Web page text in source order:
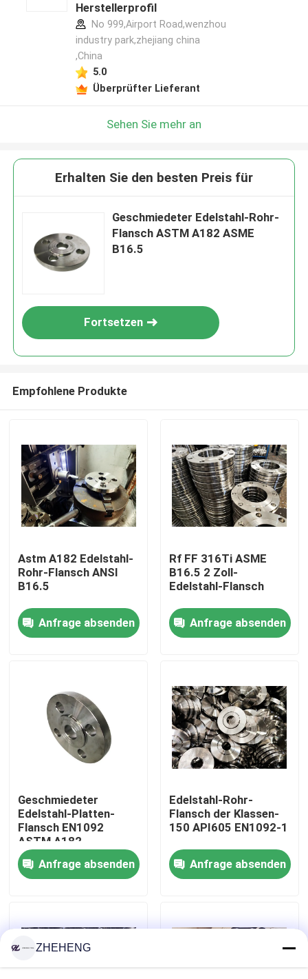
Haus
Produkte
Fabrik-Ausflug
Qualitätskontrolle
Company News
Edelstahl-Fitting
Edelstahl-Rohrbogen
Edelstahlrohrt-stück
Herstellerprofil
No 999,Airport Road,wenzhou
industry park,zhejiang china
,China
5.0
Überprüfter Lieferant
Sehen Sie mehr an
Erhalten Sie den besten Preis für
Geschmiedeter Edelstahl-Rohr-
Flansch ASTM A182 ASME
B16.5
Fortsetzen
Empfohlene Produkte
Astm A182 Edelstahl-
Rohr-Flansch ANSI
B16.5
Anfrage absenden
Rf FF 316Ti ASME
B16.5 2 Zoll-
Edelstahl-Flansch
Anfrage absenden
Geschmiedeter
Edelstahl-Platten-
Flansch EN1092
ASTM A182
Anfrage absenden
Edelstahl-Rohr-
Flansch der Klassen-
150 API605 EN1092-1
Anfrage absenden
ZHEHENG